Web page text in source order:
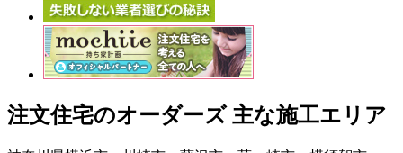
注文住宅のオーダーズ 主な施工エリア